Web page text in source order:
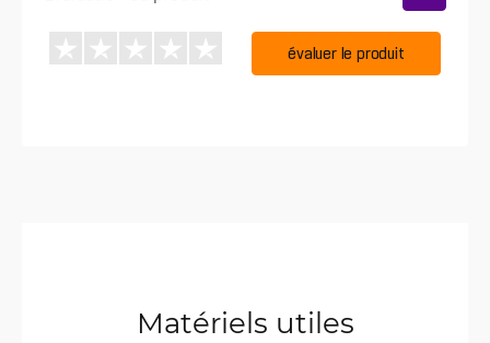
évaluer le produit
Matériels utiles